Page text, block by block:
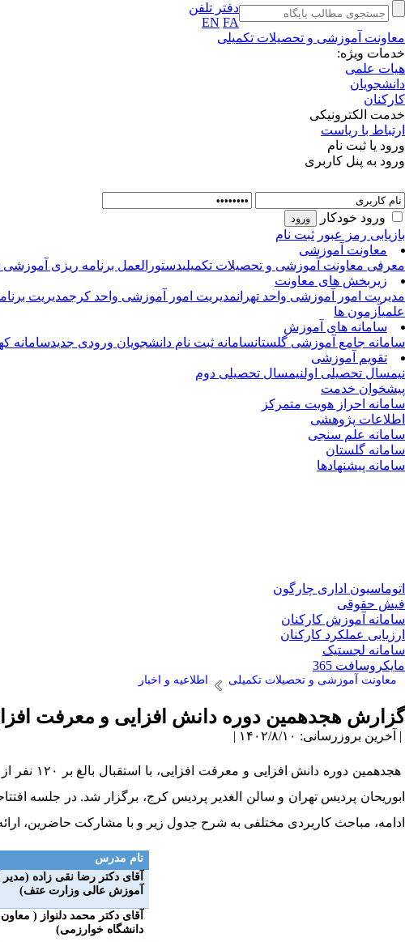
دفتر تلفن
EN FA
معاونت آموزشی و تحصیلات تکمیلی
خدمات ویژه:
هیات علمی
دانشجویان
کارکنان
خدمت الکترونیکی
ارتباط با ریاست
ورود یا ثبت نام
ورود به پنل کاربری
ورود خودکار
بازیابی رمز عبور ثبت نام
معاونت آموزشی
معرفی معاونت آموزشی و تحصیلات تکمیلیدستورالعمل برنامه ریزی آموزشی
زیربخش های معاونت
مدیریت امور آموزشی واحد تهرانمدیریت امور آموزشی واحد کرجمدیریت
علمیآزمون ها
سامانه های آموزش
سامانه جامع آموزشی گلستانسامانه ثبت نام دانشجویان ورودی جدیدسامانه
تقویم آموزشی
نیمسال تحصیلی اولنیمسال تحصیلی دوم
پیشخوان خدمت
سامانه احراز هویت متمرکز
اطلاعات پژوهشی
سامانه علم سنجی
سامانه گلستان
سامانه پیشنهادها
اتوماسیون اداری چارگون
فیش حقوقی
سامانه آموزش کارکنان
ارزیابی عملکرد کارکنان
سامانه لجستیک
مایکروسافت 365
معاونت آموزشی و تحصیلات تکمیلی اطلاعیه و اخبار
گزارش هجدهمین دوره دانش افزایی و معرفت
| آخرین بروزرسانی: ۱۴۰۲/۸/۱۰ |
ابوریحان پردیس تهران و سالن الغدیر پردیس کرج، برگزار شد. در جلسه
ادامه، مباحث کاربردی مختلفی به شرح جدول زیر و با مشارکت حاضرین،
نام مدرس
آقای دکتر رضا نقی زاده
آموزش عالی وزارت عتف)
آقای دکتر محمد دلنواز (
دانشگاه خوارزمی)